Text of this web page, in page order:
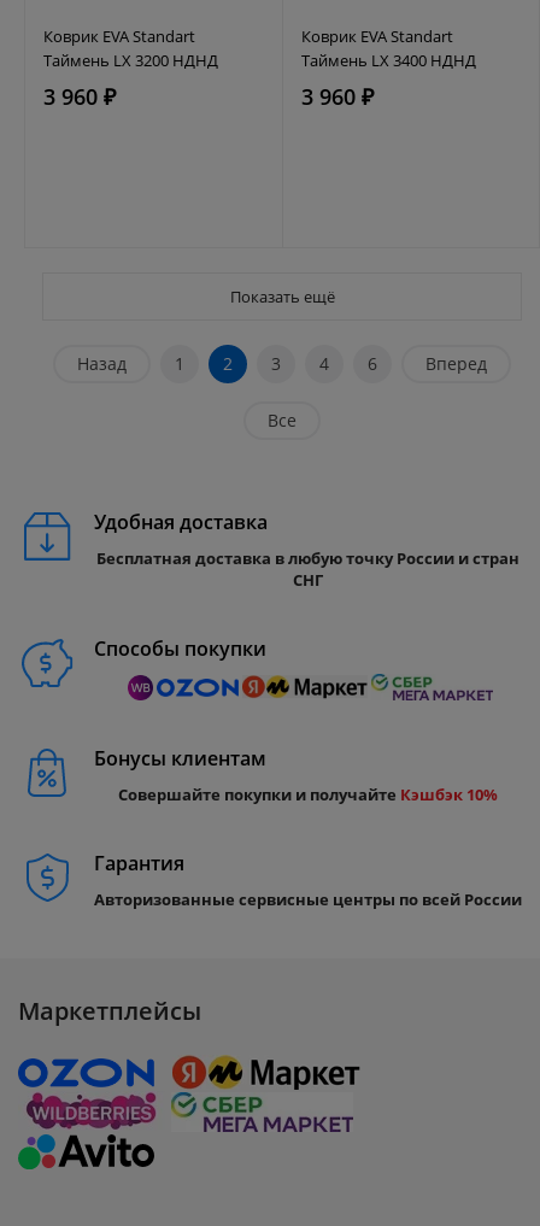
Коврик EVA Standart
Таймень LX 3200 НДНД
3 960 ₽
Коврик EVA Standart
Таймень LX 3400 НДНД
3 960 ₽
Показать ещё
Назад 1 2 3 4 6 Вперед
Все
Удобная доставка
Бесплатная доставка в любую точку России и стран
СНГ
Способы покупки
Бонусы клиентам
Совершайте покупки и получайте Кэшбэк 10%
Гарантия
Авторизованные сервисные центры по всей России
Маркетплейсы